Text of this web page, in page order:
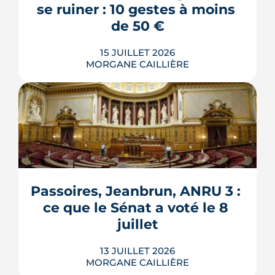
souscrit, et le vrai cho...
LIRE L'ARTICLE
se ruiner : 10 gestes à moins
de 50 €
15 JUILLET 2026
MORGANE CAILLIÈRE
Verrous tournés, voisins prévenus,
boîte aux lettres sous contrôle : une
grande partie de la protection d'un
logement repose sur des habitudes qui
gestes gratuits ou à moins de 50 €,
inspirés des conseils officiels de la
police et de la gendarmerie, mon...
LIRE L'ARTICLE
Passoires, Jeanbrun, ANRU 3 :
ce que le Sénat a voté le 8
juillet
13 JUILLET 2026
MORGANE CAILLIÈRE